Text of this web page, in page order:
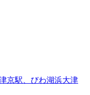
京駅、びわ湖浜大津